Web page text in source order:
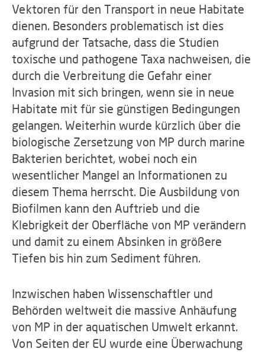
Vektoren für den Transport in neue Habitate
dienen. Besonders problematisch ist dies
aufgrund der Tatsache, dass die Studien
toxische und pathogene Taxa nachweisen, die
durch die Verbreitung die Gefahr einer
Invasion mit sich bringen, wenn sie in neue
Habitate mit für sie günstigen Bedingungen
gelangen. Weiterhin wurde kürzlich über die
biologische Zersetzung von MP durch marine
Bakterien berichtet, wobei noch ein
wesentlicher Mangel an Informationen zu
diesem Thema herrscht. Die Ausbildung von
Biofilmen kann den Auftrieb und die
Klebrigkeit der Oberfläche von MP verändern
und damit zu einem Absinken in größere
Tiefen bis hin zum Sediment führen.
Inzwischen haben Wissenschaftler und
Behörden weltweit die massive Anhäufung
von MP in der aquatischen Umwelt erkannt.
Von Seiten der EU wurde eine Überwachung